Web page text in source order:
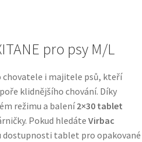
pro psy M/L
chovatele i majitele psů, kteří
klidnějšího chování. Díky
režimu a balení2×30 tablet
Pokud hledáte Virbac
tablet pro opakované